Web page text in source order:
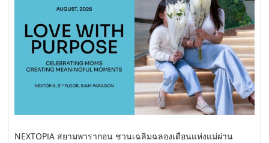
NEXTOPIA สยามพารากอน ชวนเฉลิมฉลองเดือนแห่งแม่ผ่าน